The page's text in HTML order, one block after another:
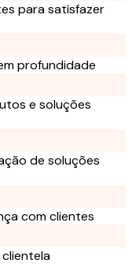
para satisfazer
profundidade
e soluções
de soluções
com clientes